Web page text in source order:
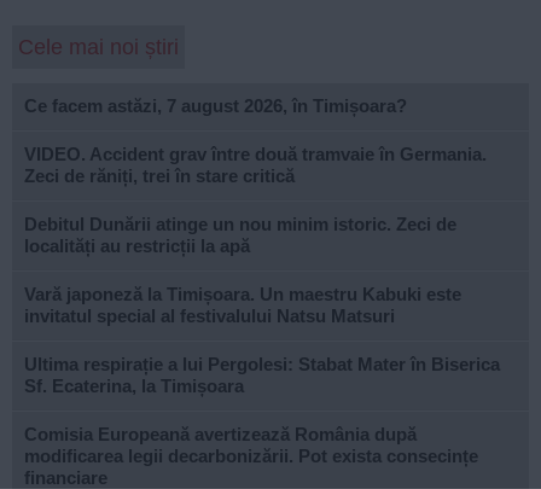
Cele mai noi știri
Ce facem astăzi, 7 august 2026, în Timișoara?
VIDEO. Accident grav între două tramvaie în Germania.
Zeci de răniți, trei în stare critică
Debitul Dunării atinge un nou minim istoric. Zeci de
localități au restricții la apă
Vară japoneză la Timișoara. Un maestru Kabuki este
invitatul special al festivalului Natsu Matsuri
Ultima respirație a lui Pergolesi: Stabat Mater în Biserica
Sf. Ecaterina, la Timișoara
Comisia Europeană avertizează România după
modificarea legii decarbonizării. Pot exista consecințe
financiare